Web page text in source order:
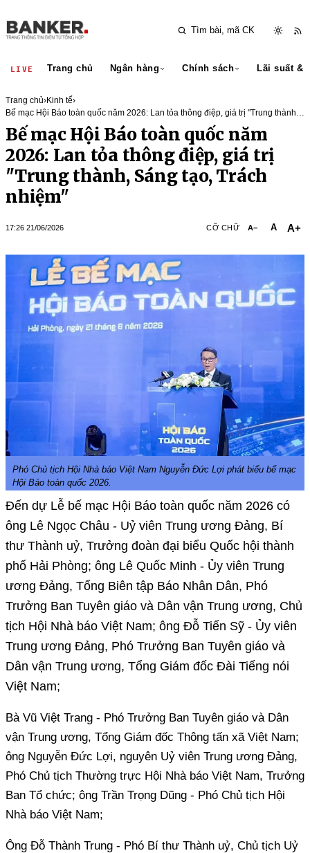
LIVE Trang chủ Ngân hàng Chính sách Lãi suất &
Trang chủ›Kinh tế›
Bế mạc Hội Báo toàn quốc năm 2026: Lan tỏa thông điệp, giá trị "Trung thành,
Sáng tạo, Trách nhiệm"
Bế mạc Hội Báo toàn quốc năm
2026: Lan tỏa thông điệp, giá trị
"Trung thành, Sáng tạo, Trách
nhiệm"
17:26 21/06/2026 CỠ CHỮ A− A A+
Phó Chủ tịch Hội Nhà báo Việt Nam Nguyễn Đức Lợi phát biểu bế mạc
Hội Báo toàn quốc 2026.
Đến dự Lễ bế mạc Hội Báo toàn quốc năm 2026 có
ông Lê Ngọc Châu - Uỷ viên Trung ương Đảng, Bí
thư Thành uỷ, Trưởng đoàn đại biểu Quốc hội thành
phố Hải Phòng; ông Lê Quốc Minh - Ủy viên Trung
ương Đảng, Tổng Biên tập Báo Nhân Dân, Phó
Trưởng Ban Tuyên giáo và Dân vận Trung ương, Chủ
tịch Hội Nhà báo Việt Nam; ông Đỗ Tiến Sỹ - Ủy viên
Trung ương Đảng, Phó Trưởng Ban Tuyên giáo và
Dân vận Trung ương, Tổng Giám đốc Đài Tiếng nói
Việt Nam;
Bà Vũ Việt Trang - Phó Trưởng Ban Tuyên giáo và Dân
vận Trung ương, Tổng Giám đốc Thông tấn xã Việt Nam;
ông Nguyễn Đức Lợi, nguyên Uỷ viên Trung ương Đảng,
Phó Chủ tịch Thường trực Hội Nhà báo Việt Nam, Trưởng
Ban Tổ chức; ông Trần Trọng Dũng - Phó Chủ tịch Hội
Nhà báo Việt Nam;
Ông Đỗ Thành Trung - Phó Bí thư Thành uỷ, Chủ tịch Uỷ